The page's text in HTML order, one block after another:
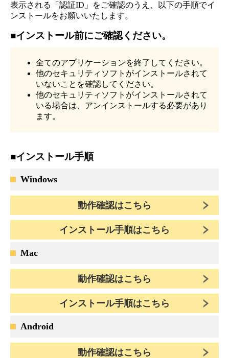
表示される「認証ID」をご確認のうえ、以下の手順でイ
ンストールをお願いいたします。
■インストール前にご確認ください。
全てのアプリケーションを終了してください。
他のセキュリティソフトがインストールされて
いないことを確認してください。
他のセキュリティソフトがインストールされて
いる場合は、アンインストールする必要があり
ます。
■インストール手順
Windows
動作確認はこちら
インストール手順はこちら
Mac
動作確認はこちら
インストール手順はこちら
Android
動作確認はこちら